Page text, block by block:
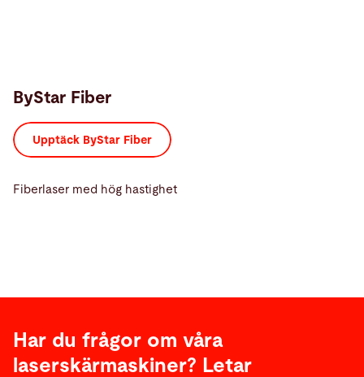
ByStar Fiber
Upptäck ByStar Fiber
Fiberlaser med hög hastighet
Har du frågor om våra
laserskärmaskiner? Letar